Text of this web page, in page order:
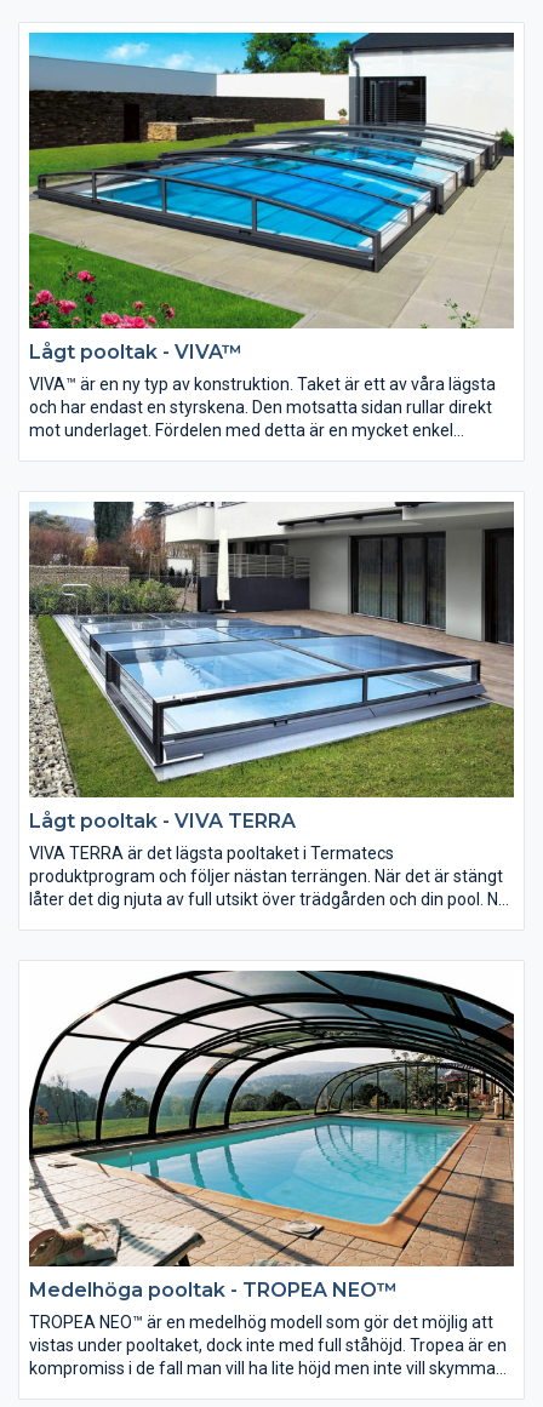
Lågt pooltak - VIVA™
VIVA™ är en ny typ av konstruktion. Taket är ett av våra lägsta
och har endast en styrskena. Den motsatta sidan rullar direkt
mot underlaget. Fördelen med detta är en mycket enkel
den sida av poolen som man går mest kring,- minskad
snubbelrisk!
Lågt pooltak - VIVA TERRA
VIVA TERRA är det lägsta pooltaket i Termatecs
produktprogram och följer nästan terrängen. När det är stängt
låter det dig njuta av full utsikt över trädgården och din pool. När
nästan osynligt pooltak och ändå vill ha synliga fördelar med ett
pooltak, som skydd mot skräp i vattnet, reglering av
vattentemperaturen och skydd mot oavsiktligt fall in i poolen,
kommer att uppskatta detta pooltak.
Medelhöga pooltak - TROPEA NEO™
TROPEA NEO™ är en medelhög modell som gör det möjlig att
vistas under pooltaket, dock inte med full ståhöjd. Tropea är en
kompromiss i de fall man vill ha lite höjd men inte vill skymma